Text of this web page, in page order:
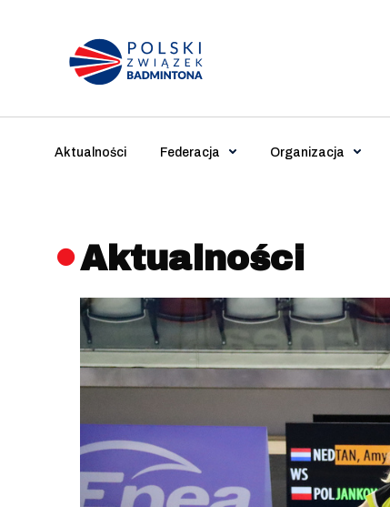
Main Navigation
Aktualności Federacja Organizacja
Aktualności